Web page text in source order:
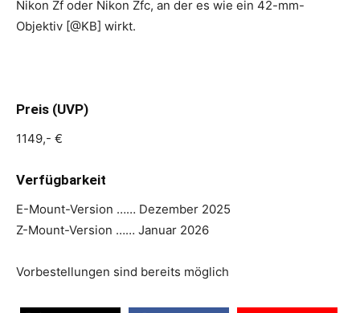
Nikon Zf oder Nikon Zfc, an der es wie ein 42-mm-
Objektiv [@KB] wirkt.
Preis (UVP)
1149,- €
Verfügbarkeit
E-Mount-Version …… Dezember 2025
Z-Mount-Version …… Januar 2026
Vorbestellungen sind bereits möglich